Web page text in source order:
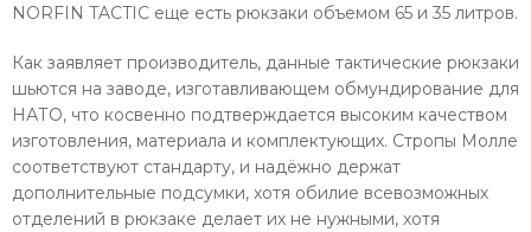
NORFIN TACTIC еще есть рюкзаки объемом 65 и 35 литров.
Как заявляет производитель, данные тактические рюкзаки
шьются на заводе, изготавливающем обмундирование для
НАТО, что косвенно подтверждается высоким качеством
изготовления, материала и комплектующих. Стропы Молле
соответствуют стандарту, и надёжно держат
дополнительные подсумки, хотя обилие всевозможных
отделений в рюкзаке делает их не нужными, хотя